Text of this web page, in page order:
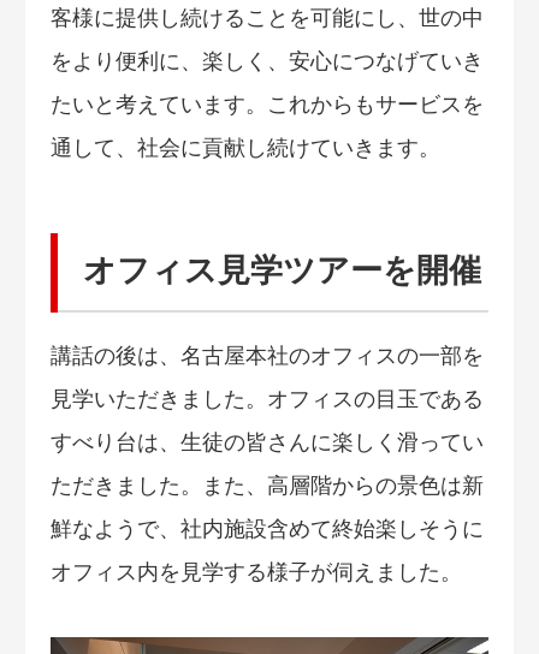
客様に提供し続けることを可能にし、世の中
をより便利に、楽しく、安心につなげていき
たいと考えています。これからもサービスを
通して、社会に貢献し続けていきます。
オフィス見学ツアーを開催
講話の後は、名古屋本社のオフィスの一部を
見学いただきました。オフィスの目玉である
すべり台は、生徒の皆さんに楽しく滑ってい
ただきました。また、高層階からの景色は新
鮮なようで、社内施設含めて終始楽しそうに
オフィス内を見学する様子が伺えました。